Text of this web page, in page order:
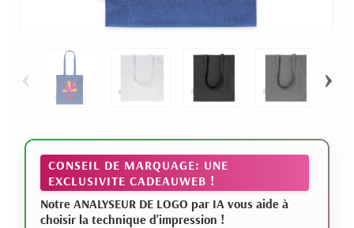
‹ ›
CONSEIL DE MARQUAGE: UNE
EXCLUSIVITE CADEAUWEB !
Notre ANALYSEUR DE LOGO par IA vous aide à
choisir la technique d'impression !